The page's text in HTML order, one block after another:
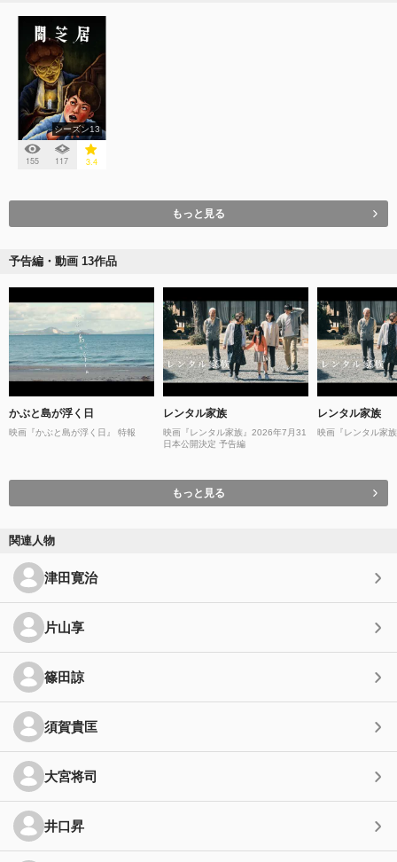
シーズン13
155 117 3.4
もっと見る
予告編・動画 13作品
かぶと島が浮く日
映画『かぶと島が浮く日』 特報
レンタル家族
映画『レンタル家族』2026年7月31
日本公開決定 予告編
レンタル家族
映画『レンタル家
もっと見る
関連人物
津田寛治
片山享
篠田諒
須賀貴匡
大宮将司
井口昇